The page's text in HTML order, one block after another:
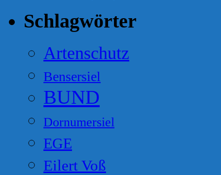
Schlagwörter
Artenschutz
Bensersiel
BUND
Dornumersiel
EGE
Eilert Voß